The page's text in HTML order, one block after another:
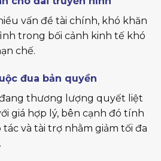
vấn đề tài chính, khó khăn
trong bối cảnh kinh tế khó
chế.
đua bản quyền
thương lượng quyết liệt
giá hợp lý, bên cạnh đó tính
và tài trợ nhằm giảm tối đa